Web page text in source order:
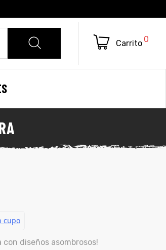
Carrito 0
diseños asombrosos!